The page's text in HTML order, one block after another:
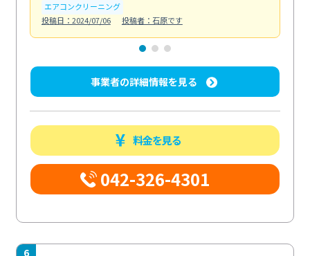
エアコンクリーニング
投稿日：2024/07/06
投稿者：石原です
事業者の詳細情報を見る
料金を見る
042-326-4301
6